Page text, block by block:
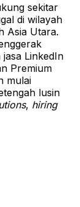
sekitar
di wilayah
Asia Utara.
LinkedIn
Premium
mulai
lusin
, hiring